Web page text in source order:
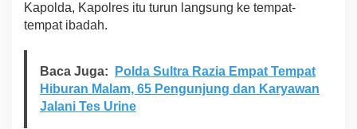
Kapolda, Kapolres itu turun langsung ke tempat-
tempat ibadah.
Baca Juga:
Polda Sultra Razia Empat Tempat
Hiburan Malam, 65 Pengunjung dan Karyawan
Jalani Tes Urine